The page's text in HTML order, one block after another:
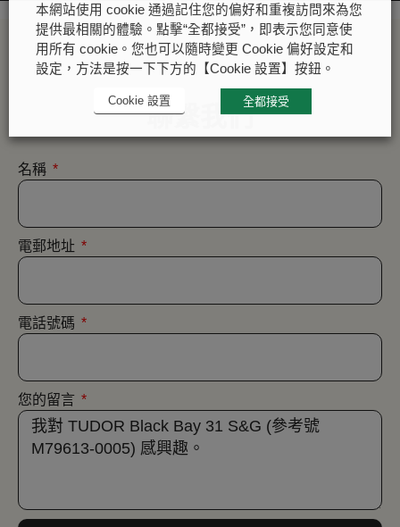
聯繫我們
名稱
電郵地址
電話號碼
您的留言
本網站使用 cookie 通過記住您的偏好和重複訪問來為您
提供最相關的體驗。點擊“全都接受”，即表示您同意使
用所有 cookie。您也可以隨時變更 Cookie 偏好設定和
設定，方法是按一下下方的【Cookie 設置】按鈕。
Cookie 設置 全都接受